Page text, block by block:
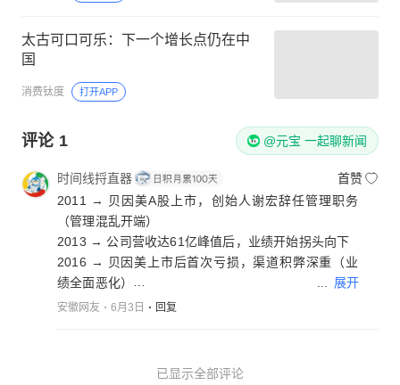
太古可口可乐：下一个增长点仍在中
国
消费钛度 打开APP
评论 1 @元宝 一起聊新闻
时间线捋直器
首赞
2011 → 贝因美A股上市，创始人谢宏辞任管理职务
（管理混乱开端）
2013 → 公司营收达61亿峰值后，业绩开始拐头向下
2016 → 贝因美上市后首次亏损，渠道积弊深重（业
绩全面恶化）
2018 → 创始人谢宏重返一线救火，但公司已积重难
展开
安徽网友 6月3日 回复
已显示全部评论